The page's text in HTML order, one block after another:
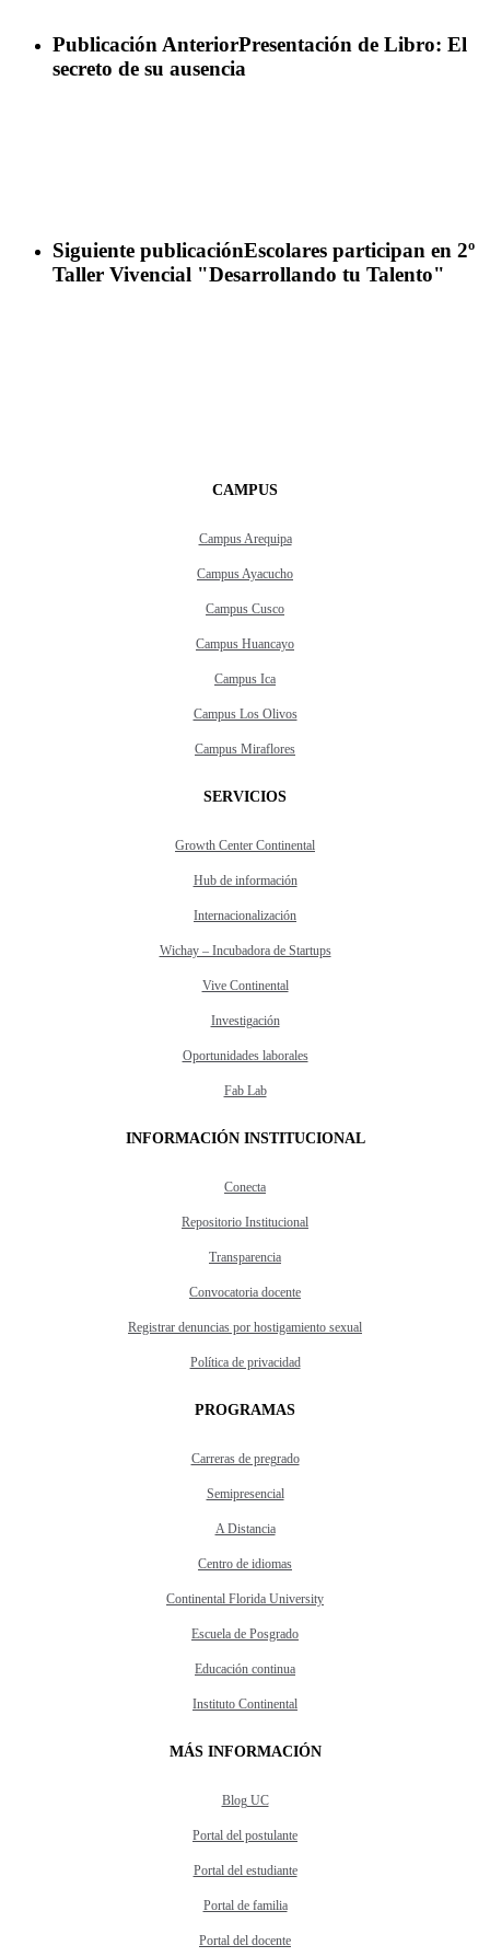
Publicación AnteriorPresentación de Libro: El
secreto de su ausencia
Siguiente publicaciónEscolares participan en 2º
Taller Vivencial "Desarrollando tu Talento"
CAMPUS
Campus Arequipa
Campus Ayacucho
Campus Cusco
Campus Huancayo
Campus Ica
Campus Los Olivos
Campus Miraflores
SERVICIOS
Growth Center Continental
Hub de información
Internacionalización
Wichay – Incubadora de Startups
Vive Continental
Investigación
Oportunidades laborales
Fab Lab
INFORMACIÓN INSTITUCIONAL
Conecta
Repositorio Institucional
Transparencia
Convocatoria docente
Registrar denuncias por hostigamiento sexual
Política de privacidad
PROGRAMAS
Carreras de pregrado
Semipresencial
A Distancia
Centro de idiomas
Continental Florida University
Escuela de Posgrado
Educación continua
Instituto Continental
MÁS INFORMACIÓN
Blog UC
Portal del postulante
Portal del estudiante
Portal de familia
Portal del docente